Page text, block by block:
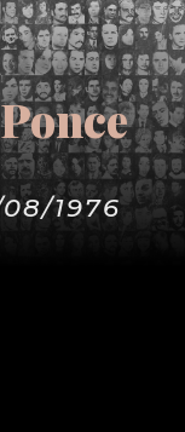
1976